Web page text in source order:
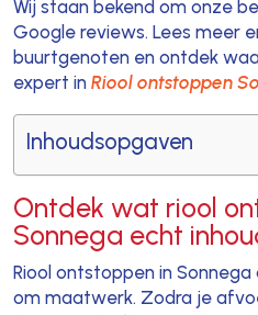
Wij staan bekend om onze
Google reviews. Lees meer
buurtgenoten en ontdek
expert in Riool ontstoppen
Inhoudsopgaven
Ontdek wat riool
Sonnega echt
Riool ontstoppen in
om maatwerk. Zodra je